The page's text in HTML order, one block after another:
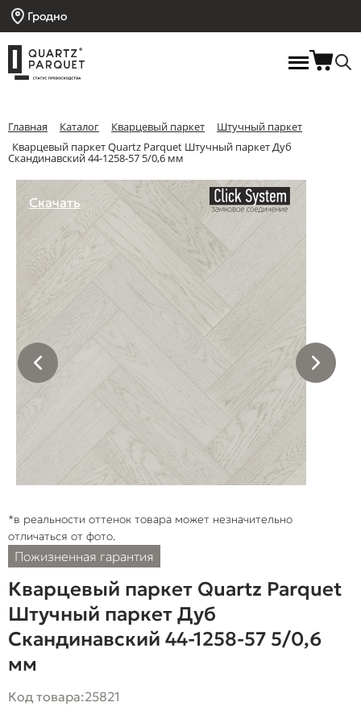
Гродно
Главная Каталог Кварцевый паркет
Штучный паркет
Кварцевый паркет Quartz Parquet Штучный паркет Дуб
Скандинавский 44-1258-57 5/0,6 мм
Скачать
*в реальности оттенок товара может незначительно
отличаться от фото.
Пожизненная гарантия
Кварцевый паркет Quartz Parquet
Штучный паркет Дуб
Скандинавский 44-1258-57 5/0,6
мм
Код товара:25821